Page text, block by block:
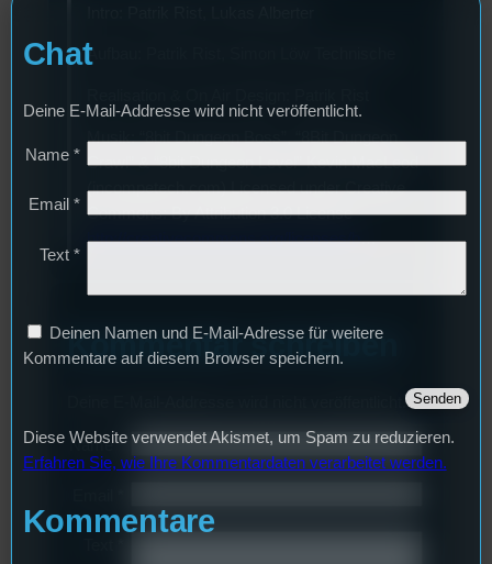
Aufbau: Patrik Rist, Simon Löw Technische
Musik: “8bit Dungeon Boss”, “8Bit Dungeon
Crawl” & “8bit Dungeon Level” Kevin MacLeod
(incompetech.com) Licensed under Creative
Commons: By Attribution 3.0 License
http://creativecommons.org/licenses/b…
Kommentar schreiben
Deine E-Mail-Addresse wird nicht veröffentlicht.
Name*
Chat
Deine E-Mail-Addresse wird nicht veröffentlicht.
Name *
Email *
Text *
Deinen Namen und E-Mail-Adresse für weitere
Kommentare auf diesem Browser speichern.
Diese Website verwendet Akismet, um Spam zu reduzieren.
Erfahren Sie, wie Ihre Kommentardaten verarbeitet werden.
Kommentare